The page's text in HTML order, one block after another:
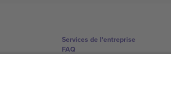
Services de l'entreprise
FAQ